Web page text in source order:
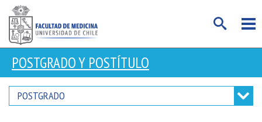
POSTGRADO Y POSTÍTULO
POSTGRADO